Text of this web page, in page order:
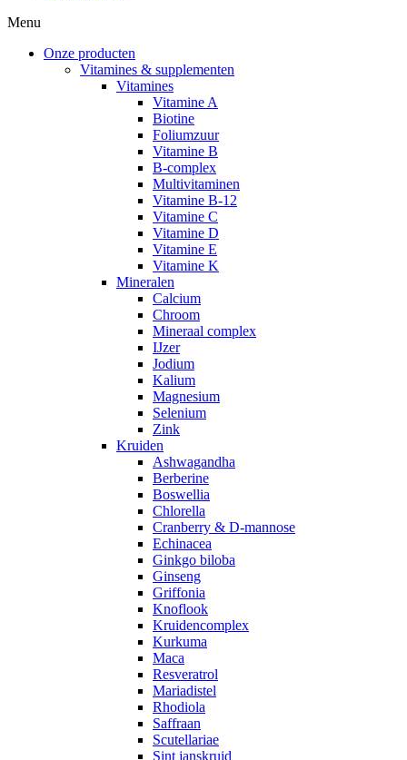
Menu
Onze producten
Vitamines & supplementen
Vitamines
Vitamine A
Biotine
Foliumzuur
Vitamine B
B-complex
Multivitaminen
Vitamine B-12
Vitamine C
Vitamine D
Vitamine E
Vitamine K
Mineralen
Calcium
Chroom
Mineraal complex
IJzer
Jodium
Kalium
Magnesium
Selenium
Zink
Kruiden
Ashwagandha
Berberine
Boswellia
Chlorella
Cranberry & D-mannose
Echinacea
Ginkgo biloba
Ginseng
Griffonia
Knoflook
Kruidencomplex
Kurkuma
Maca
Resveratrol
Mariadistel
Rhodiola
Saffraan
Scutellariae
Sint janskruid